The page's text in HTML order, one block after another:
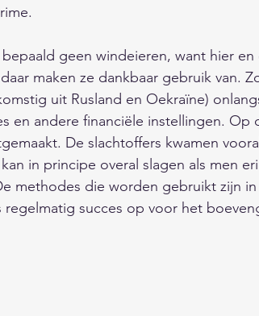
Cultuur/Uitgaan
werelddelen/gebieden
Milieu/Klimaat/Ruimte
maken ze dankbaar gebruik van.
uit Rusland en Oekraïne)
en andere financiële instellingen. Op
De slachtoffers kwamen
in principe overal slagen als men
methodes die worden gebruikt zijn
succes op voor het